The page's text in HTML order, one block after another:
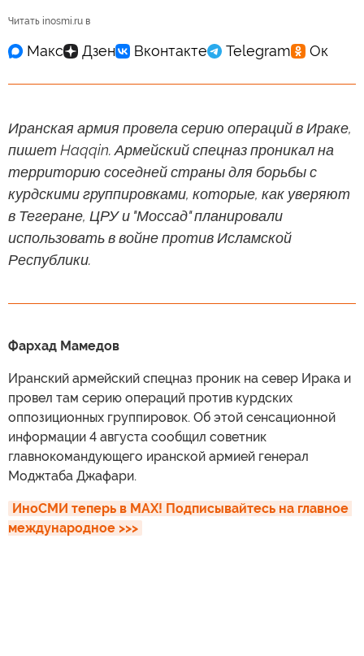
Читать inosmi.ru в
Иранская армия провела серию операций в Ираке,
пишет Haqqin. Армейский спецназ проникал на
территорию соседней страны для борьбы с
курдскими группировками, которые, как уверяют
в Тегеране, ЦРУ и "Моссад" планировали
использовать в войне против Исламской
Республики.
Фархад Мамедов
Иранский армейский спецназ проник на север Ирака и
провел там серию операций против курдских
оппозиционных группировок. Об этой сенсационной
информации 4 августа сообщил советник
главнокомандующего иранской армией генерал
Моджтаба Джафари.
ИноСМИ теперь в MAX! Подписывайтесь на главное
международное >>>